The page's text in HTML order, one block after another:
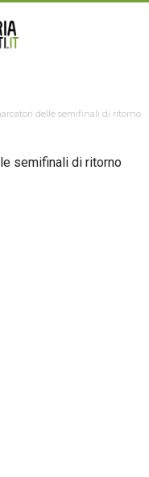
delle semifinali di ritorno
semifinali di ritorno